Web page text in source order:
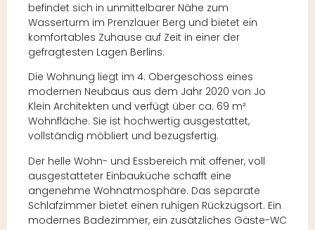
befindet sich in unmittelbarer Nähe zum
Wasserturm im Prenzlauer Berg und bietet ein
komfortables Zuhause auf Zeit in einer der
gefragtesten Lagen Berlins.
Die Wohnung liegt im 4. Obergeschoss eines
modernen Neubaus aus dem Jahr 2020 von Jo
Klein Architekten und verfügt über ca. 69 m²
Wohnfläche. Sie ist hochwertig ausgestattet,
vollständig möbliert und bezugsfertig.
Der helle Wohn- und Essbereich mit offener, voll
ausgestatteter Einbauküche schafft eine
angenehme Wohnatmosphäre. Das separate
Schlafzimmer bietet einen ruhigen Rückzugsort. Ein
modernes Badezimmer, ein zusätzliches Gäste-WC